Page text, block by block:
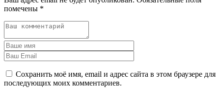
помечены *
Сохранить моё имя, email и адрес сайта в этом браузере для
последующих моих комментариев.